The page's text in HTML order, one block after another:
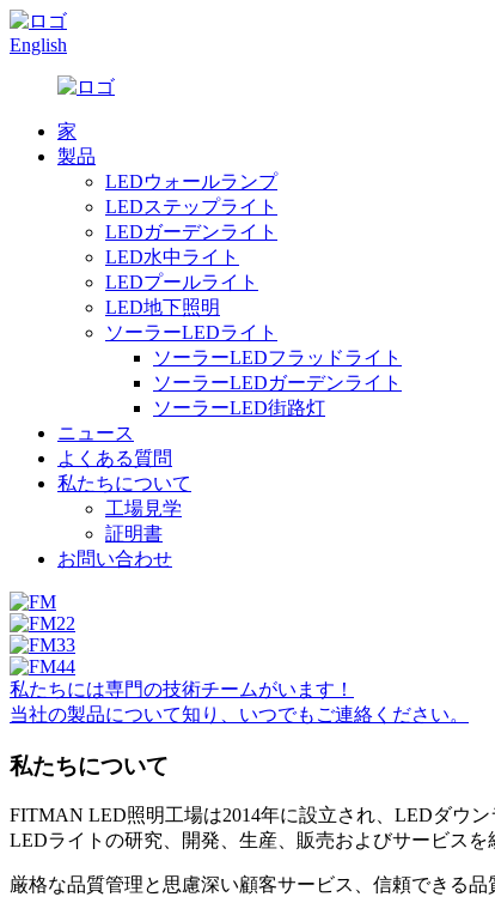
English
家
製品
LEDウォールランプ
LEDステップライト
LEDガーデンライト
LED水中ライト
LEDプールライト
LED地下照明
ソーラーLEDライト
ソーラーLEDフラッドライト
ソーラーLEDガーデンライト
ソーラーLED街路灯
ニュース
よくある質問
私たちについて
工場見学
証明書
お問い合わせ
私たちには専門の技術チームがいます！
当社の製品について知り、いつでもご連絡ください。
私たちについて
FITMAN LED照明工場は2014年に設立され、LEDダウ
LEDライトの研究、開発、生産、販売およびサービス
厳格な品質管理と思慮深い顧客サービス、信頼できる